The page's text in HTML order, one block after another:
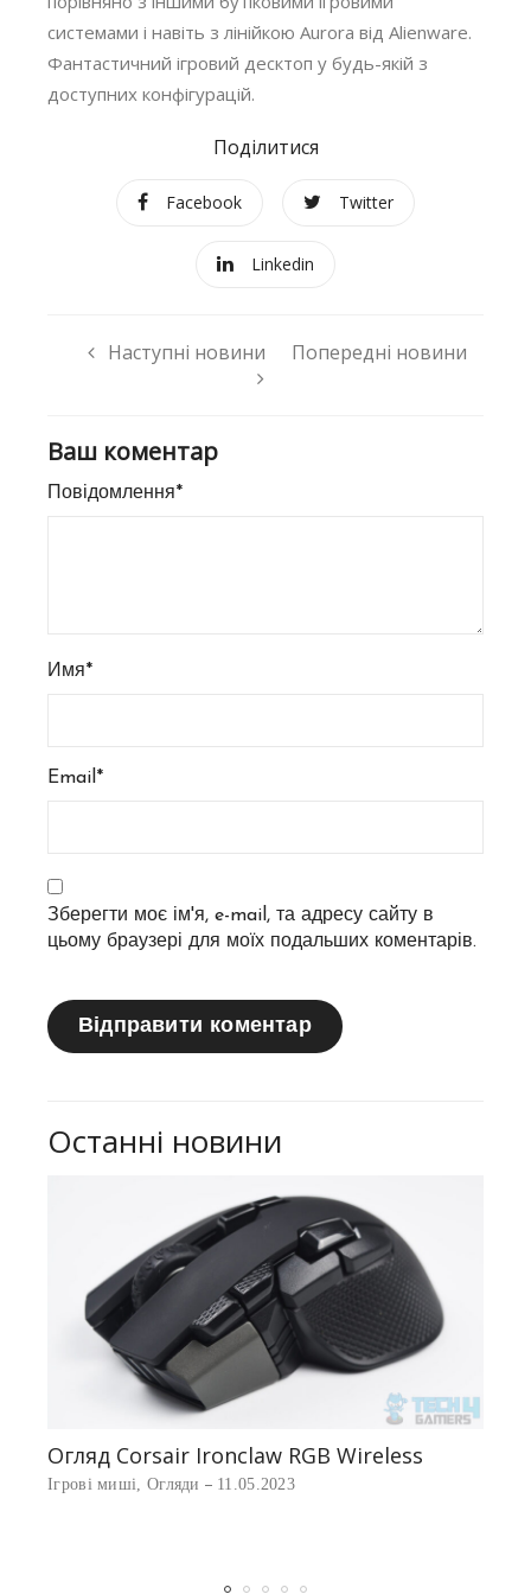
системами і навіть з лінійкою Aurora від Alienware.
Фантастичний ігровий десктоп у будь-якій з
доступних конфігурацій.
Поділитися
Facebook Twitter
Linkedin
Наступні новини Попередні новини
Ваш коментар
Повідомлення*
Имя*
Email*
Зберегти моє ім'я, e-mail, та адресу сайту в
цьому браузері для моїх подальших коментарів.
Останні новини
Огляд Corsair Ironclaw RGB Wireless
Ігрові миші Огляди 11.05.2023